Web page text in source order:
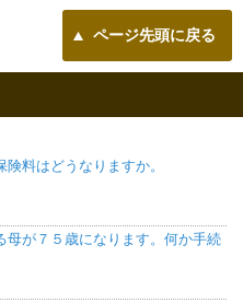
ページ先頭に戻る
料はどうなりますか。
母が７５歳になります。何か手続